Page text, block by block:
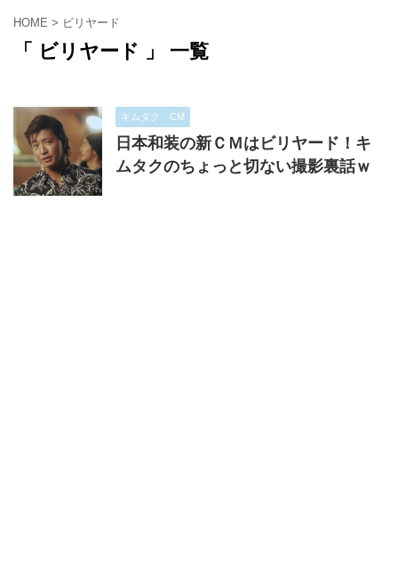
HOME > ビリヤード
「 ビリヤード 」 一覧
キムタク CM
日本和装の新ＣＭはビリヤード！キ
ムタクのちょっと切ない撮影裏話ｗ